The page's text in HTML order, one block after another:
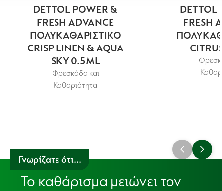
DETTOL POWER &
FRESH ADVANCE
ΠΟΛΥΚΑΘΑΡΙΣΤΙΚΟ
CRISP LINEN & AQUA
SKY 0.5ML
Φρεσκάδα και
Καθαριότητα
DETTOL
FRESH
Γνωρίζατε ότι...
Το καθάρισμα μειώνει τον